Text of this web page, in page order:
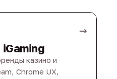
→
казино и
Chrome UX,